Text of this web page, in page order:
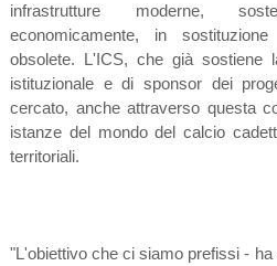
infrastrutture moderne,
economicamente, in
obsolete. L'ICS, che già sostiene
istituzionale e di sponsor dei
cercato, anche attraverso questa
istanze del mondo del calcio
territoriali.
"L'obiettivo che ci siamo prefissi -